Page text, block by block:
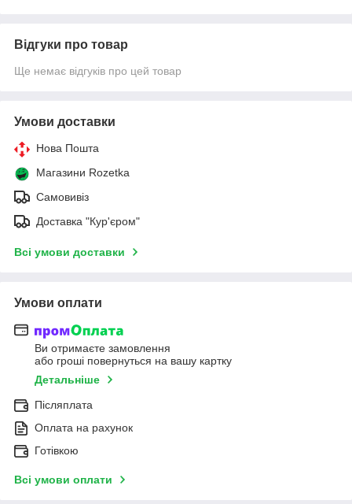
Відгуки про товар
Ще немає відгуків про цей товар
Умови доставки
Нова Пошта
Магазини Rozetka
Самовивіз
Доставка "Кур'єром"
Всі умови доставки
Умови оплати
Ви отримаєте замовлення
або гроші повернуться на вашу картку
Детальніше
Післяплата
Оплата на рахунок
Готівкою
Всі умови оплати